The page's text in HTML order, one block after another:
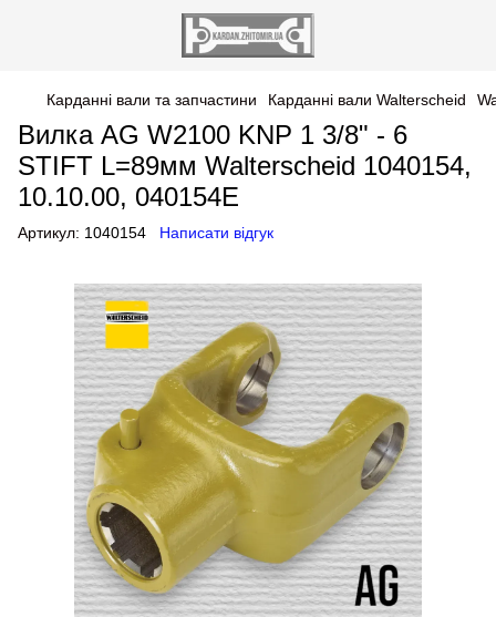
Карданні вали та запчастини Карданні вали Walterscheid
Вилка AG W2100 KNP 1 3/8" - 6
STIFT L=89мм Walterscheid 1040154,
10.10.00, 040154E
Артикул: 1040154 Написати відгук